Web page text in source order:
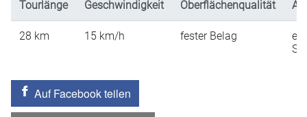
Tourlänge Geschwindigkeit Oberflächenqualität
28 km 15 km/h fester Belag
Auf Facebook teilen